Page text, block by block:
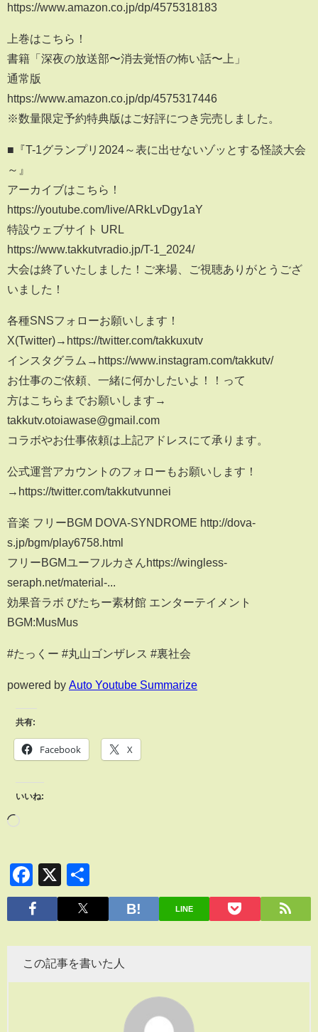
https://www.amazon.co.jp/dp/4575318183
上巻はこちら！
書籍「深夜の放送部〜消去覚悟の怖い話〜上」
通常版
https://www.amazon.co.jp/dp/4575317446
※数量限定予約特典版はご好評につき完売しました。
■『T-1グランプリ2024～表に出せないゾッとする怪談大会
～』
アーカイブはこちら！
https://youtube.com/live/ARkLvDgy1aY
特設ウェブサイト URL
https://www.takkutvradio.jp/T-1_2024/
大会は終了いたしました！ご来場、ご視聴ありがとうござ
いました！
各種SNSフォローお願いします！
X(Twitter)→https://twitter.com/takkuxutv
インスタグラム→https://www.instagram.com/takkutv/
お仕事のご依頼、一緒に何かしたいよ！！って
方はこちらまでお願いします→
takkutv.otoiawase@gmail.com
コラボやお仕事依頼は上記アドレスにて承ります。
公式運営アカウントのフォローもお願いします！
→https://twitter.com/takkutvunnei
音楽 フリーBGM DOVA-SYNDROME http://dova-
s.jp/bgm/play6758.html
フリーBGMユーフルカさんhttps://wingless-
seraph.net/material-...
効果音ラボ びたちー素材館 エンターテイメント
BGM:MusMus
#たっくー #丸山ゴンザレス #裏社会
powered by Auto Youtube Summarize
共有:
Facebook X
いいね:
Facebook
X
有
LINE
この記事を書いた人